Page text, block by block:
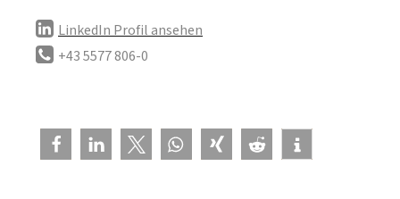
LinkedIn Profil ansehen
+43 5577 806-0